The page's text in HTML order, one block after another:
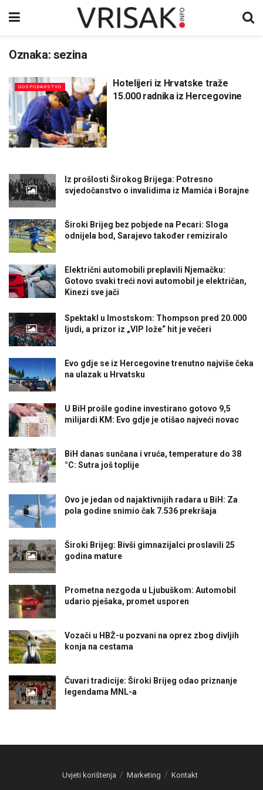
Oznaka: sezina
GOSPODARSTVO
Hotelijeri iz Hrvatske traže
15.000 radnika iz Hercegovine
Iz prošlosti Širokog Brijega: Potresno
svjedočanstvo o invalidima iz Mamića i Borajne
Široki Brijeg bez pobjede na Pecari: Sloga
odnijela bod, Sarajevo također remiziralo
Električni automobili preplavili Njemačku:
Gotovo svaki treći novi automobil je električan,
Kinezi sve jači
Spektakl u Imostskom: Thompson pred 20.000
ljudi, a prizor iz „VIP lože“ hit je večeri
Evo gdje se iz Hercegovine trenutno najviše čeka
na ulazak u Hrvatsku
U BiH prošle godine investirano gotovo 9,5
milijardi KM: Evo gdje je otišao najveći novac
BiH danas sunčana i vruća, temperature do 38
°C: Sutra još toplije
Ovo je jedan od najaktivnijih radara u BiH: Za
pola godine snimio čak 7.536 prekršaja
Široki Brijeg: Bivši gimnazijalci proslavili 25
godina mature
Prometna nezgoda u Ljubuškom: Automobil
udario pješaka, promet usporen
Vozači u HBŽ-u pozvani na oprez zbog divljih
konja na cestama
Čuvari tradicije: Široki Brijeg odao priznanje
legendama MNL-a
Uvjeti korištenja Marketing Kontakt